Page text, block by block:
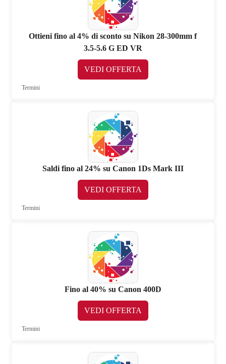
Ottieni fino al 4% di sconto su Nikon 28-300mm f
3.5-5.6 G ED VR
VEDI OFFERTA
Termini
Saldi fino al 24% su Canon 1Ds Mark III
VEDI OFFERTA
Termini
Fino al 40% su Canon 400D
VEDI OFFERTA
Termini